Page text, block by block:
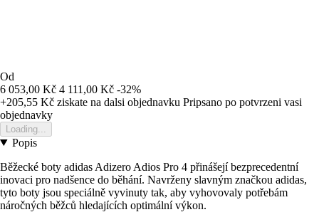
Od
6 053,00 Kč 4 111,00 Kč -32%
+205,55 Kč ziskate na dalsi objednavku Pripsano po potvrzeni vasi
objednavky
Loading...
Popis
Běžecké boty adidas Adizero Adios Pro 4 přinášejí bezprecedentní
inovaci pro nadšence do běhání. Navrženy slavným značkou adidas,
tyto boty jsou speciálně vyvinuty tak, aby vyhovovaly potřebám
náročných běžců hledajících optimální výkon.